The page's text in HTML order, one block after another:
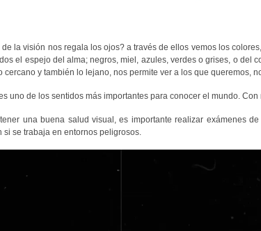
de la visión nos regala los ojos? a través de ellos vemos los
el espejo del alma; negros, miel, azules, verdes o grises, o del
cercano y también lo lejano, nos permite ver a los que queremos,
uno de los sentidos más importantes para conocer el mundo.
una buena salud visual, es importante realizar exámenes
si se trabaja en entornos peligrosos.